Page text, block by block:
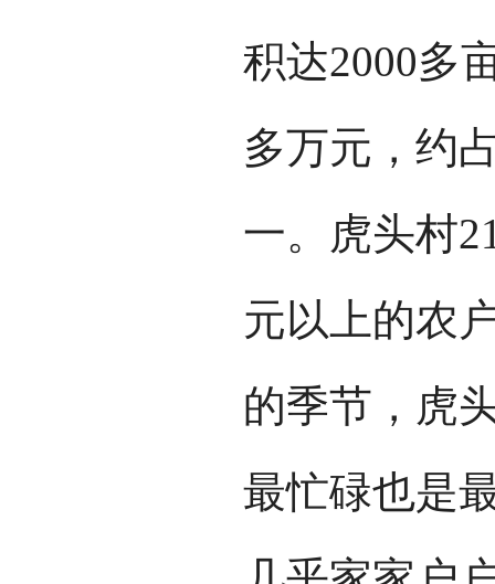
积达2000多
多万元，约
一。虎头村
元以上的农
的季节，虎
最忙碌也是